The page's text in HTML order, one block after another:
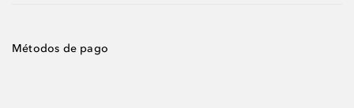
Métodos de pago